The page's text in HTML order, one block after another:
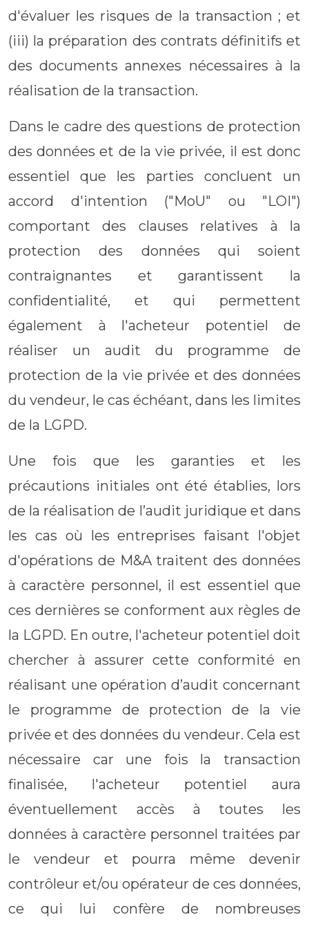
d'évaluer les risques de la transaction ; et
(iii) la préparation des contrats définitifs et
des documents annexes nécessaires à la
réalisation de la transaction.
Dans le cadre des questions de protection
des données et de la vie privée, il est donc
essentiel que les parties concluent un
accord d'intention ("MoU" ou "LOI")
comportant des clauses relatives à la
protection des données qui soient
contraignantes et garantissent la
confidentialité, et qui permettent
également à l'acheteur potentiel de
réaliser un audit du programme de
protection de la vie privée et des données
du vendeur, le cas échéant, dans les limites
de la LGPD.
Une fois que les garanties et les
précautions initiales ont été établies, lors
de la réalisation de l’audit juridique et dans
les cas où les entreprises faisant l'objet
d'opérations de M&A traitent des données
à caractère personnel, il est essentiel que
ces dernières se conforment aux règles de
la LGPD. En outre, l'acheteur potentiel doit
chercher à assurer cette conformité en
réalisant une opération d’audit concernant
le programme de protection de la vie
privée et des données du vendeur. Cela est
nécessaire car une fois la transaction
finalisée, l'acheteur potentiel aura
éventuellement accès à toutes les
données à caractère personnel traitées par
le vendeur et pourra même devenir
contrôleur et/ou opérateur de ces données,
ce qui lui confère de nombreuses